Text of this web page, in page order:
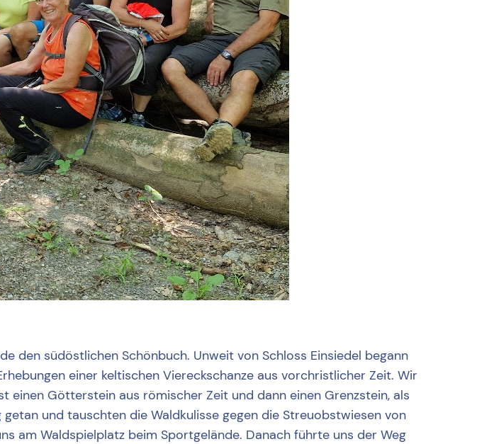
den südöstlichen Schönbuch. Unweit von Schloss Einsiedel begann
einer keltischen Viereckschanze aus vorchristlicher Zeit. Wir
Götterstein aus römischer Zeit und dann einen Grenzstein, als
und tauschten die Waldkulisse gegen die Streuobstwiesen von
am Waldspielplatz beim Sportgelände. Danach führte uns der Weg